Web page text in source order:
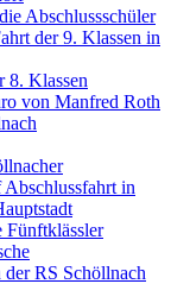
Abschlussschüler
der 9. Klassen in
8. Klassen
von Manfred Roth
in
Fünftklässler
der RS Schöllnach